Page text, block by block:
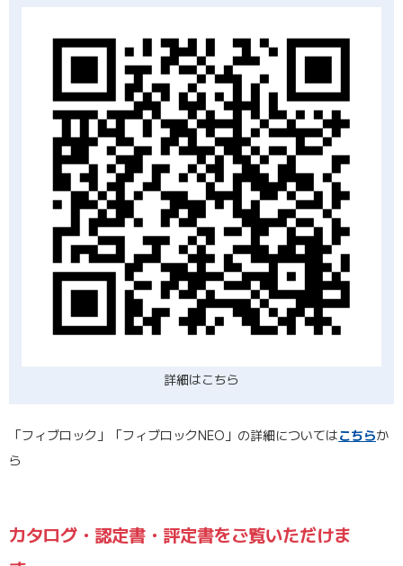
詳細はこちら
「フィブロック」「フィブロックNEO」の詳細についてはこちらか
ら
カタログ・認定書・評定書をご覧いただけま